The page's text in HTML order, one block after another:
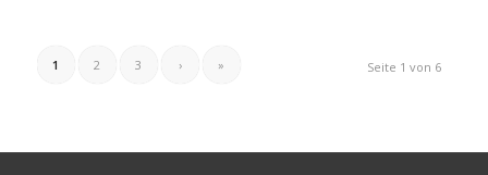
Seite 1 von 6
1 2 3 › »